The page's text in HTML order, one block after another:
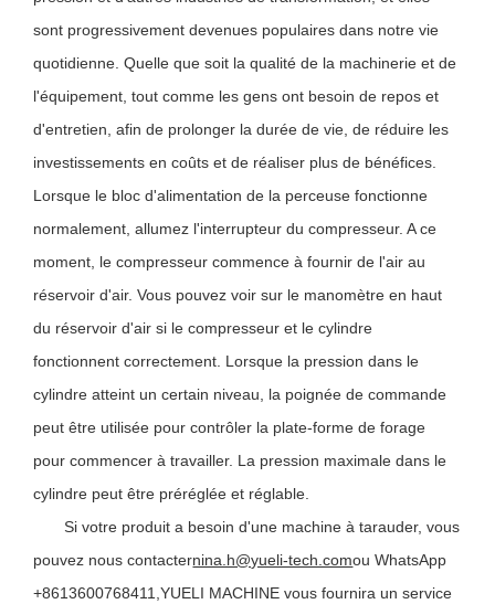
sont progressivement devenues populaires dans notre vie
quotidienne. Quelle que soit la qualité de la machinerie et de
l'équipement, tout comme les gens ont besoin de repos et
d'entretien, afin de prolonger la durée de vie, de réduire les
investissements en coûts et de réaliser plus de bénéfices.
Lorsque le bloc d'alimentation de la perceuse fonctionne
normalement, allumez l'interrupteur du compresseur. A ce
moment, le compresseur commence à fournir de l'air au
réservoir d'air. Vous pouvez voir sur le manomètre en haut
du réservoir d'air si le compresseur et le cylindre
fonctionnent correctement. Lorsque la pression dans le
cylindre atteint un certain niveau, la poignée de commande
peut être utilisée pour contrôler la plate-forme de forage
pour commencer à travailler. La pression maximale dans le
cylindre peut être préréglée et réglable.
Si votre produit a besoin d'une machine à tarauder, vous
pouvez nous contacternina.h@yueli-tech.comou WhatsApp
+8613600768411,YUELI MACHINE vous fournira un service